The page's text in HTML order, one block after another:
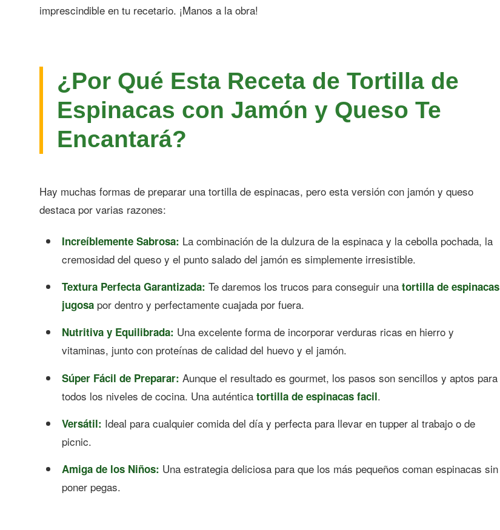
imprescindible en tu recetario. ¡Manos a la obra!
¿Por Qué Esta Receta de Tortilla de
Espinacas con Jamón y Queso Te
Encantará?
Hay muchas formas de preparar una tortilla de espinacas, pero esta versión con jamón y queso
destaca por varias razones:
Increíblemente Sabrosa: La combinación de la dulzura de la espinaca y la cebolla pochada, la
cremosidad del queso y el punto salado del jamón es simplemente irresistible.
Textura Perfecta Garantizada: Te daremos los trucos para conseguir unatortilla de espinacas
jugosa por dentro y perfectamente cuajada por fuera.
Nutritiva y Equilibrada: Una excelente forma de incorporar verduras ricas en hierro y
vitaminas, junto con proteínas de calidad del huevo y el jamón.
Súper Fácil de Preparar: Aunque el resultado es gourmet, los pasos son sencillos y aptos para
todos los niveles de cocina. Una auténticatortilla de espinacas facil.
Versátil: Ideal para cualquier comida del día y perfecta para llevar en tupper al trabajo o de
picnic.
Amiga de los Niños: Una estrategia deliciosa para que los más pequeños coman espinacas sin
poner pegas.